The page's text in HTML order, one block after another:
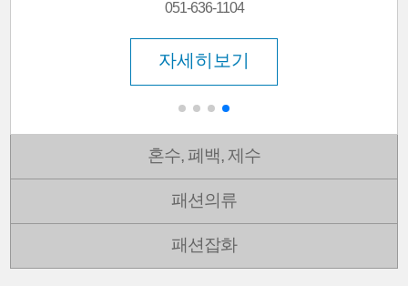
051-636-1104
자세히보기
혼수, 폐백, 제수
패션의류
패션잡화